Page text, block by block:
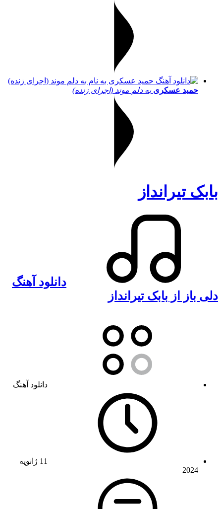
حمید عسکری به دلم موند (اجرای زنده)
بابک تیرانداز
دانلود آهنگ
دلی باز از بابک تیرانداز
دانلود آهنگ
11 ژانویه
2024